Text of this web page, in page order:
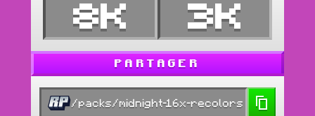
8K 3K
PARTAGER
/packs/midnight-16x-recolors